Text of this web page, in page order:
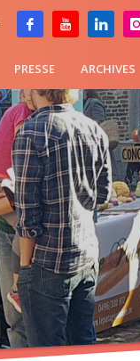
PRESSE ARCHIVES